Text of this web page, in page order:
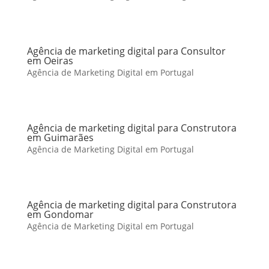
Agência de marketing digital para Consultor
em Oeiras
Agência de Marketing Digital em Portugal
Agência de marketing digital para Construtora
em Guimarães
Agência de Marketing Digital em Portugal
Agência de marketing digital para Construtora
em Gondomar
Agência de Marketing Digital em Portugal